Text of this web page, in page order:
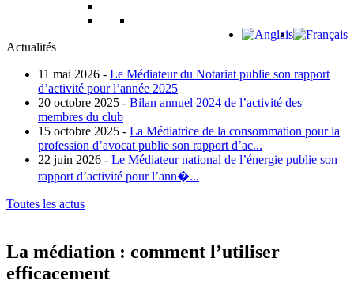
Actualités
11 mai 2026 - Le Médiateur du Notariat publie son rapport
d’activité pour l’année 2025
20 octobre 2025 - Bilan annuel 2024 de l’activité des
membres du club
15 octobre 2025 - La Médiatrice de la consommation pour la
profession d’avocat publie son rapport d’ac...
22 juin 2026 - Le Médiateur national de l’énergie publie son
rapport d’activité pour l’ann�...
Toutes les actus
La médiation : comment l’utiliser
efficacement